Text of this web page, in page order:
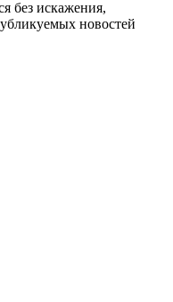
без искажения,
новостей